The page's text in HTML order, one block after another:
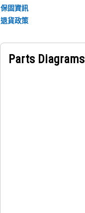
保固資訊
退貨政策
Parts Diagrams